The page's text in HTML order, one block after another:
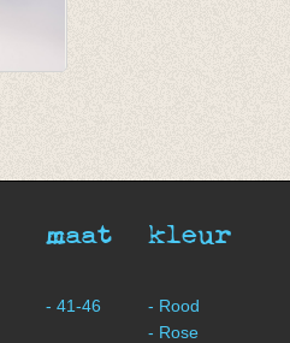
maat
- 41-46
kleur
- Rood
- Rose